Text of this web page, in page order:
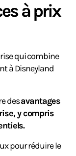
à prix
qui combine
à Disneyland
desavantages
y compris
pour réduire le